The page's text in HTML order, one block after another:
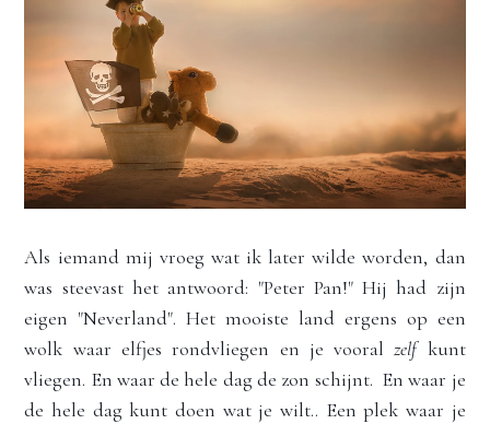
Als iemand mij vroeg wat ik later wilde worden, dan
was steevast het antwoord: "Peter Pan!" Hij had zijn
eigen "Neverland". Het mooiste land ergens op een
wolk waar elfjes rondvliegen en je vooral zelf kunt
vliegen. En waar de hele dag de zon schijnt.  En waar je
de hele dag kunt doen wat je wilt.. Een plek waar je